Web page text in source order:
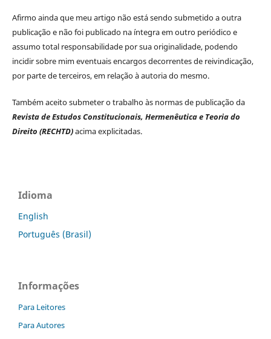
Afirmo ainda que meu artigo não está sendo submetido a outra
publicação e não foi publicado na íntegra em outro periódico e
assumo total responsabilidade por sua originalidade, podendo
incidir sobre mim eventuais encargos decorrentes de reivindicação,
por parte de terceiros, em relação à autoria do mesmo.
Também aceito submeter o trabalho às normas de publicação da
Revista de Estudos Constitucionais, Hermenêutica e Teoria do
Direito (RECHTD)acima explicitadas.
Idioma
English
Português (Brasil)
Informações
Para Leitores
Para Autores